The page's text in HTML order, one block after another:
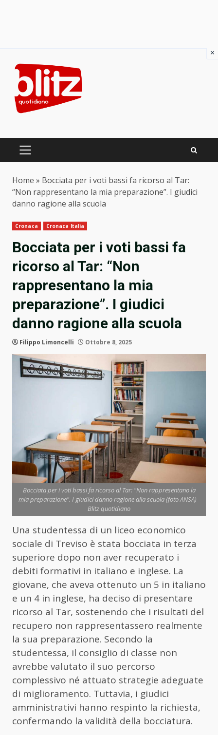
content
PRIMARY
Home » Bocciata per i voti bassi fa ricorso al Tar:
“Non rappresentano la mia preparazione”. I giudici
danno ragione alla scuola
Cronaca Cronaca Italia
Bocciata per i voti bassi fa
ricorso al Tar: “Non
rappresentano la mia
preparazione”. I giudici
danno ragione alla scuola
Filippo Limoncelli Ottobre 8, 2025
Bocciata per i voti bassi fa ricorso al Tar: "Non rappresentano la
mia preparazione". I giudici danno ragione alla scuola (foto ANSA) -
Blitz quotidiano
Una studentessa di un liceo economico
sociale di Treviso è stata bocciata in terza
superiore dopo non aver recuperato i
debiti formativi in italiano e inglese. La
giovane, che aveva ottenuto un 5 in italiano
e un 4 in inglese, ha deciso di presentare
ricorso al Tar, sostenendo che i risultati del
recupero non rappresentassero realmente
la sua preparazione. Secondo la
studentessa, il consiglio di classe non
avrebbe valutato il suo percorso
complessivo né attuato strategie adeguate
di miglioramento. Tuttavia, i giudici
amministrativi hanno respinto la richiesta,
confermando la validità della bocciatura.
×